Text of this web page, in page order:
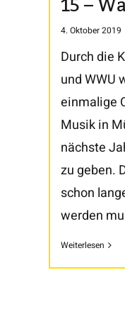
4. Oktober 2019
Durch die
und WWU
einmalige
Musik in
nächste
zu geben.
schon
werden
Weiterlesen